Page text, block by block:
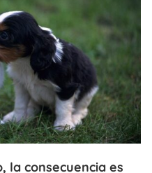
la consecuencia es